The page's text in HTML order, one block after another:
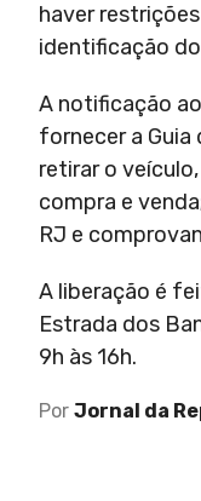
haver
identificação
A notificação
fornecer a
retirar o
compra e
RJ e
A liberação é
Estrada dos
9h às 16h.
Por Jornal da